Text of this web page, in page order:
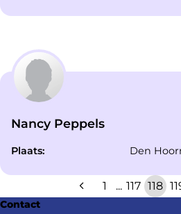
Nancy Peppels
Plaats: Den
1 ... 117 118
Contact